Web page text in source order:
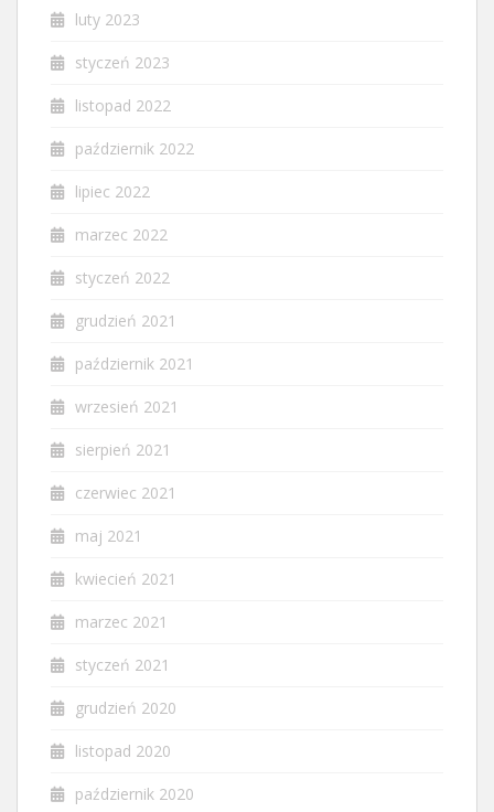
luty 2023
styczeń 2023
listopad 2022
październik 2022
lipiec 2022
marzec 2022
styczeń 2022
grudzień 2021
październik 2021
wrzesień 2021
sierpień 2021
czerwiec 2021
maj 2021
kwiecień 2021
marzec 2021
styczeń 2021
grudzień 2020
listopad 2020
październik 2020